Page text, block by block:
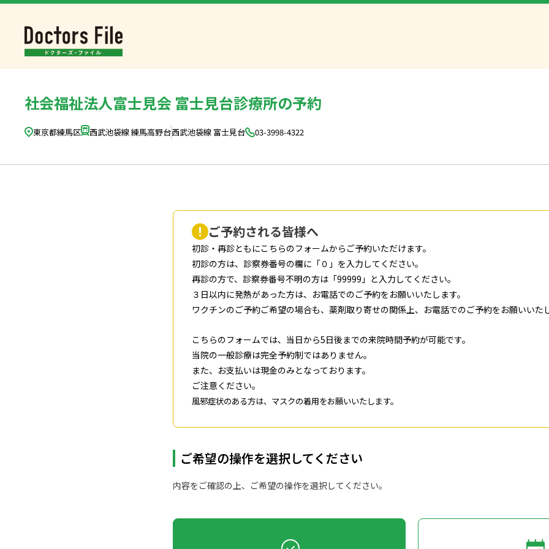
社会福祉法人富士見会 富士見台診療所の予約
東京都練馬区 西武池袋線 練馬高野台西武池袋線 富士見台 03-3998-4322
ご予約される皆様へ
初診・再診ともにこちらのフォームからご予約いただけます。
初診の方は、診察券番号の欄に「０」を入力してください。
再診の方で、診察券番号不明の方は「99999」と入力してください。
３日以内に発熱があった方は、お電話でのご予約をお願いいたします。
ワクチンのご予約ご希望の場合も、薬剤取り寄せの関係上、お電話でのご予約をお願いいた
こちらのフォームでは、当日から5日後までの来院時間予約が可能です。
当院の一般診療は完全予約制ではありません。
また、お支払いは現金のみとなっております。
ご注意ください。
風邪症状のある方は、マスクの着用をお願いいたします。
ご希望の操作を選択してください
内容をご確認の上、ご希望の操作を選択してください。